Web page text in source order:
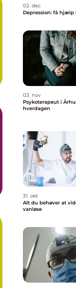
02. dec
Depression: få
03. nov
Psykoterapeut i
hverdagen
31. okt
Alt du behøver at
vanløse